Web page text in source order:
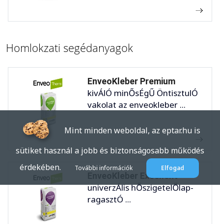
Homlokzati segédanyagok
EnveoKleber Premium
kivÁlÓ minŐsÉgŰ ÖntisztulÓ
vakolat az enveokleber ...
EnveoKleber Excellent
univerzÁlis hŐszigetelŐlap-
ragasztÓ ...
Mint minden weboldal, az eptar.hu is
sütiket használ a jobb és biztonságosabb működés
érdekében.
További információk Elfogad